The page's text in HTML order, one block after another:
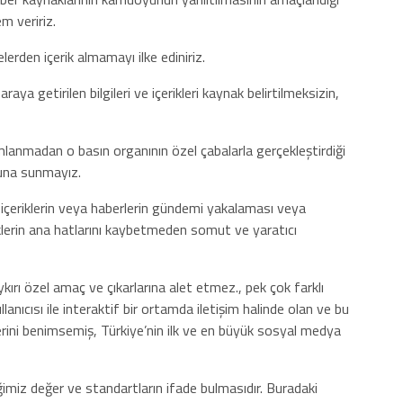
veririz.
içerik almamayı ilke ediniriz.
getirilen bilgileri ve içerikleri kaynak belirtilmeksizin,
o basın organının özel çabalarla gerçekleştirdiği
sunmayız.
veya haberlerin gündemi yakalaması veya
ana hatlarını kaybetmeden somut ve yaratıcı
özel amaç ve çıkarlarına alet etmez., pek çok farklı
ile interaktif bir ortamda iletişim halinde olan ve bu
benimsemiş, Türkiye’nin ilk ve en büyük sosyal medya
değer ve standartların ifade bulmasıdır. Buradaki